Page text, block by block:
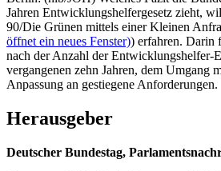
Jahren Entwicklungshelfergesetz zieht,
90/Die Grünen mittels einer Kleinen
öffnet ein neues Fenster)) erfahren. Darin
nach der Anzahl der Entwicklungshelfer-
vergangenen zehn Jahren, dem Umgang
Anpassung an gestiegene Anforderungen.
Herausgeber
Deutscher Bundestag,